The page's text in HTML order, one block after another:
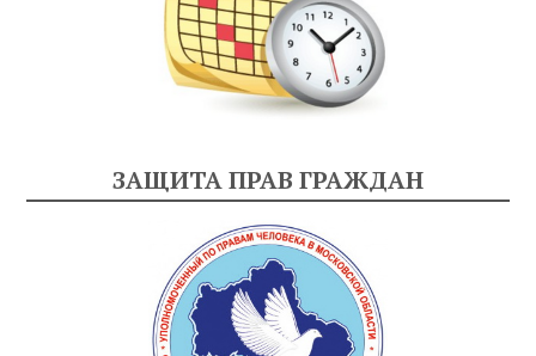
ЗАЩИТА ПРАВ ГРАЖДАН